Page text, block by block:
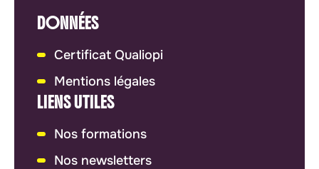
DONNÉES
Certificat Qualiopi
Mentions légales
LIENS UTILES
Nos formations
Nos newsletters